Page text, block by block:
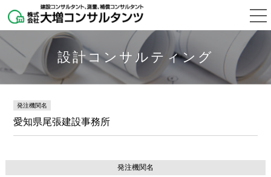
設計コンサルティング
発注機関名
愛知県尾張建設事務所
発注機関名